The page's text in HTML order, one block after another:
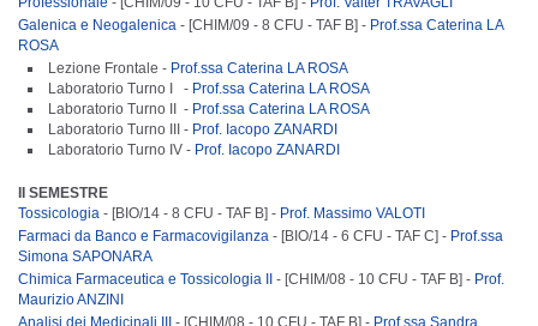
Galenica e Neogalenica - [CHIM/09 - 8 CFU - TAF B] - Prof.ssa Caterina LA
ROSA
Lezione Frontale - Prof.ssa Caterina LA ROSA
Laboratorio Turno I - Prof.ssa Caterina LA ROSA
Laboratorio Turno II - Prof.ssa Caterina LA ROSA
Laboratorio Turno III - Prof. Iacopo ZANARDI
Laboratorio Turno IV - Prof. Iacopo ZANARDI
II SEMESTRE
Tossicologia - [BIO/14 - 8 CFU - TAF B] - Prof. Massimo VALOTI
Farmaci da Banco e Farmacovigilanza - [BIO/14 - 6 CFU - TAF C] - Prof.ssa
Simona SAPONARA
Chimica Farmaceutica e Tossicologia II
- [CHIM/08 - 10 CFU - TAF B] - Prof.
Maurizio ANZINI